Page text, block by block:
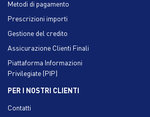
Metodi di pagamento
Prescrizioni importi
Gestione del credito
Assicurazione Clienti Finali
Piattaforma Informazioni
Privilegiate (PIP)
PER I NOSTRI CLIENTI
Contatti